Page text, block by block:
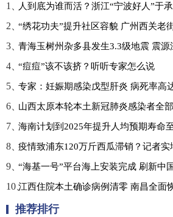
1、人到底为谁而活？浙江“宁波好人”于
2、“绣花功夫”提升社区容貌 广州西关老
3、青海玉树州杂多县发生3.3级地震 震源
4、“痘痘”该不该挤？听听专家怎么说
5、专家：妊娠期感染戊型肝炎 病死率高
6、山西太原本轮本土新冠肺炎感染者全
7、海南计划到2025年提升人均预期寿命
8、疫情致浦东120万斤西瓜滞销？记者实
9、“海基一号”平台海上安装完成 刷新中国海上
10、江西住院本土确诊病例清零 南昌全面
推荐排行